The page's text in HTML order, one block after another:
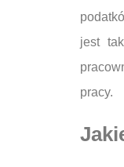
jest
pracy.